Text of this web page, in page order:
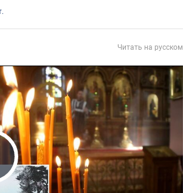
Читать на русском
Video